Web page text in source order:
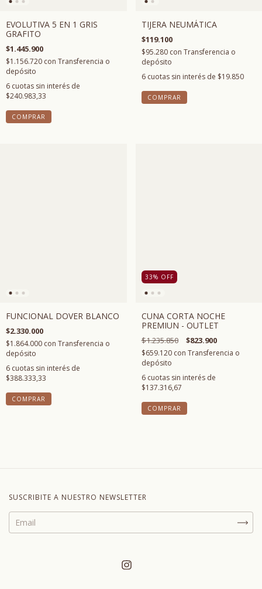
EVOLUTIVA 5 EN 1 GRIS
GRAFITO
$1.445.900
$1.156.720 con Transferencia o
depósito
6 cuotas sin interés de
$240.983,33
COMPRAR
TIJERA NEUMÁTICA
$119.100
$95.280 con Transferencia o
depósito
6 cuotas sin interés de $19.850
COMPRAR
FUNCIONAL DOVER BLANCO
$2.330.000
$1.864.000 con Transferencia o
depósito
6 cuotas sin interés de
$388.333,33
COMPRAR
33% OFF
CUNA CORTA NOCHE
PREMIUN - OUTLET
$1.235.850 $823.900
$659.120 con Transferencia o
depósito
6 cuotas sin interés de
$137.316,67
SUSCRIBITE A NUESTRO NEWSLETTER